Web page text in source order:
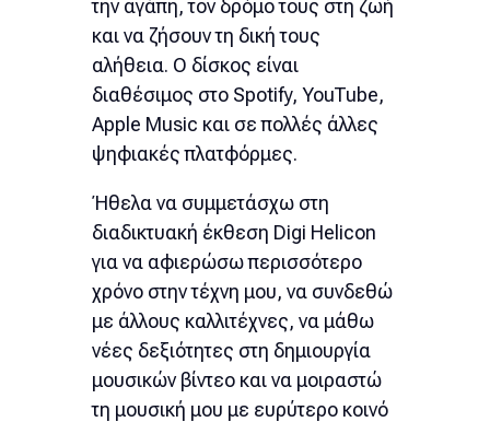
την αγάπη, τον δρόμο τους στη ζωή
και να ζήσουν τη δική τους
αλήθεια. Ο δίσκος είναι
διαθέσιμος στο Spotify, YouTube,
Apple Music και σε πολλές άλλες
ψηφιακές πλατφόρμες.
Ήθελα να συμμετάσχω στη
διαδικτυακή έκθεση Digi Helicon
για να αφιερώσω περισσότερο
χρόνο στην τέχνη μου, να συνδεθώ
με άλλους καλλιτέχνες, να μάθω
νέες δεξιότητες στη δημιουργία
μουσικών βίντεο και να μοιραστώ
τη μουσική μου με ευρύτερο κοινό